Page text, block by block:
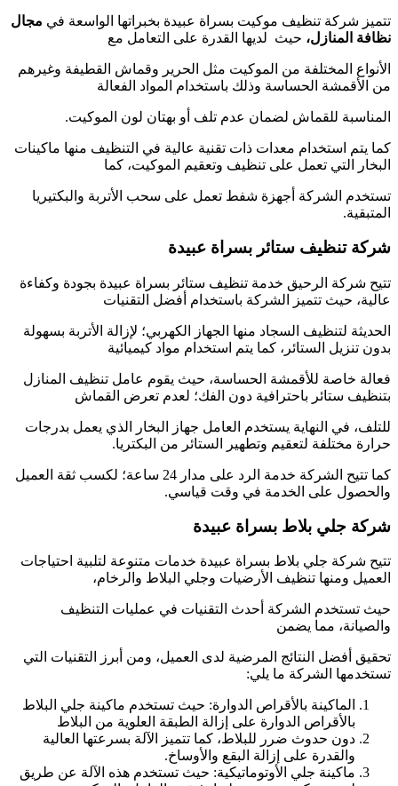
تتميز شركة تنظيف موكيت بسراة عبيدة بخبراتها الواسعة في مجال
نظافة المنازل، حيث لديها القدرة على التعامل مع
الأنواع المختلفة من الموكيت مثل الحرير وقماش القطيفة وغيرهم
من الأقمشة الحساسة وذلك باستخدام المواد الفعالة
المناسبة للقماش لضمان عدم تلف أو بهتان لون الموكيت.
كما يتم استخدام معدات ذات تقنية عالية في التنظيف منها ماكينات
البخار التي تعمل على تنظيف وتعقيم الموكيت، كما
تستخدم الشركة أجهزة شفط تعمل على سحب الأتربة والبكتيريا
المتبقية.
شركة تنظيف ستائر بسراة عبيدة
تتيح شركة الرحيق خدمة تنظيف ستائر بسراة عبيدة بجودة وكفاءة
عالية، حيث تتميز الشركة باستخدام أفضل التقنيات
الحديثة لتنظيف السجاد منها الجهاز الكهربي؛ لإزالة الأتربة بسهولة
بدون تنزيل الستائر، كما يتم استخدام مواد كيميائية
فعالة خاصة للأقمشة الحساسة، حيث يقوم عامل تنظيف المنازل
بتنظيف ستائر باحترافية دون الفك؛ لعدم تعرض القماش
للتلف، في النهاية يستخدم العامل جهاز البخار الذي يعمل بدرجات
حرارة مختلفة لتعقيم وتطهير الستائر من البكتريا.
كما تتيح الشركة خدمة الرد على مدار 24 ساعة؛ لكسب ثقة العميل
والحصول على الخدمة في وقت قياسي.
شركة جلي بلاط بسراة عبيدة
تتيح شركة جلي بلاط بسراة عبيدة خدمات متنوعة لتلبية احتياجات
العميل ومنها تنظيف الأرضيات وجلي البلاط والرخام،
حيث تستخدم الشركة أحدث التقنيات في عمليات التنظيف
والصيانة، مما يضمن
تحقيق أفضل النتائج المرضية لدى العميل، ومن أبرز التقنيات التي
تستخدمها الشركة ما يلي:
الماكينة بالأقراص الدوارة: حيث تستخدم ماكينة جلي البلاط
بالأقراص الدوارة على إزالة الطبقة العلوية من البلاط
دون حدوث ضرر للبلاط، كما تتميز الآلة بسرعتها العالية
والقدرة على إزالة البقع والأوساخ.
ماكينة جلي الأوتوماتيكية: حيث تستخدم هذه الآلة عن طريق